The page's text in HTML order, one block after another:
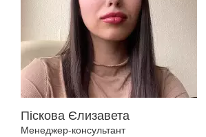
Піскова Єлизавета
Менеджер-консультант